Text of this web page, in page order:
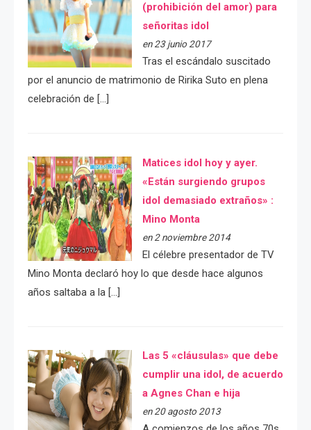
(prohibición del amor) para
señoritas idol
en 23 junio 2017
Tras el escándalo suscitado
por el anuncio de matrimonio de Ririka Suto en plena
celebración de […]
Matices idol hoy y ayer.
«Están surgiendo grupos
idol demasiado extraños» :
Mino Monta
en 2 noviembre 2014
El célebre presentador de TV
Mino Monta declaró hoy lo que desde hace algunos
años saltaba a la […]
Las 5 «cláusulas» que debe
cumplir una idol, de acuerdo
a Agnes Chan e hija
en 20 agosto 2013